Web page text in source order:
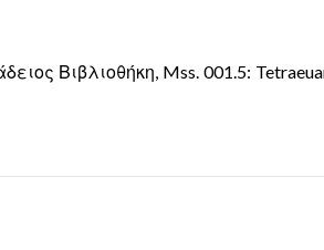
Βιβλιοθήκη, Mss. 001.5: